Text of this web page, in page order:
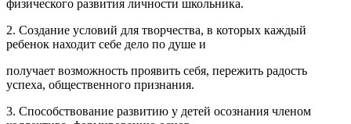
физического развития личности школьника.
2. Создание условий для творчества, в которых каждый
ребенок находит себе дело по душе и
получает возможность проявить себя, пережить радость
успеха, общественного признания.
3. Способствование развитию у детей осознания членом